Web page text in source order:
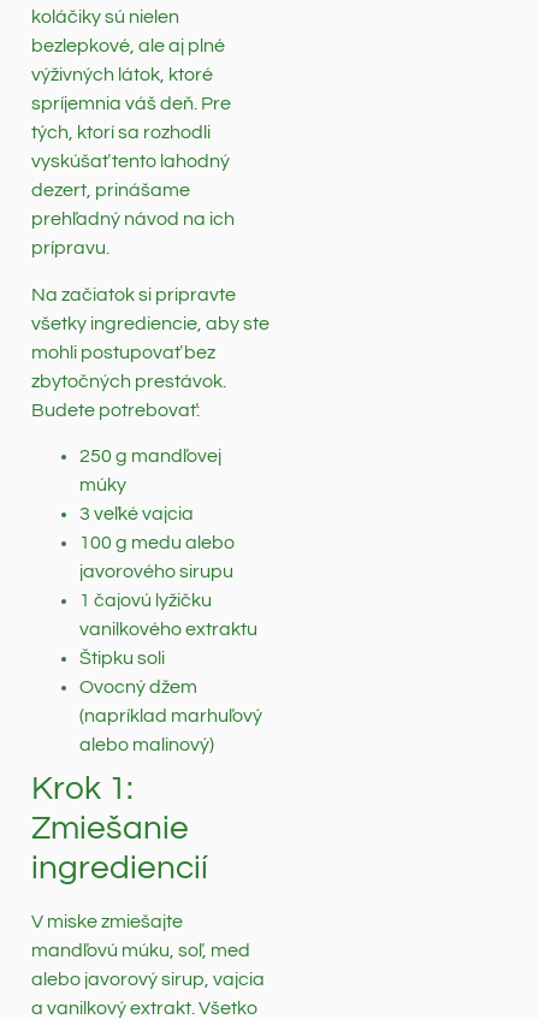
koláčiky sú nielen
bezlepkové, ale aj plné
výživných látok, ktoré
spríjemnia váš deň. Pre
tých, ktorí sa rozhodli
vyskúšať tento lahodný
dezert, prinášame
prehľadný návod na ich
prípravu.
Na začiatok si pripravte
všetky ingrediencie, aby ste
mohli postupovať bez
zbytočných prestávok.
Budete potrebovať:
250 g mandľovej
múky
3 veľké vajcia
100 g medu alebo
javorového sirupu
1 čajovú lyžičku
vanilkového extraktu
Štipku soli
Ovocný džem
(napríklad marhuľový
alebo malinový)
Krok 1:
Zmiešanie
ingrediencií
V miske zmiešajte
mandľovú múku, soľ, med
alebo javorový sirup, vajcia
a vanilkový extrakt. Všetko